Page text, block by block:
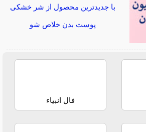
با جدیدترین محصول از شر خشکی
پوست بدن خلاص شو
فال انبیاء